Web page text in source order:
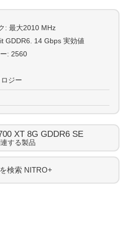
: 最大2010 MHz
GDDR6. 14 Gbps 実効値
: 2560
ジー
XT 8G GDDR6 SE
する製品
検索 NITRO+